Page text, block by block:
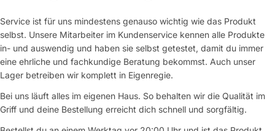
Service ist für uns mindestens genauso wichtig wie das Produkt
selbst. Unsere Mitarbeiter im Kundenservice kennen alle Produkte
in- und auswendig und haben sie selbst getestet, damit du immer
eine ehrliche und fachkundige Beratung bekommst. Auch unser
Lager betreiben wir komplett in Eigenregie.
Bei uns läuft alles im eigenen Haus. So behalten wir die Qualität im
Griff und deine Bestellung erreicht dich schnell und sorgfältig.